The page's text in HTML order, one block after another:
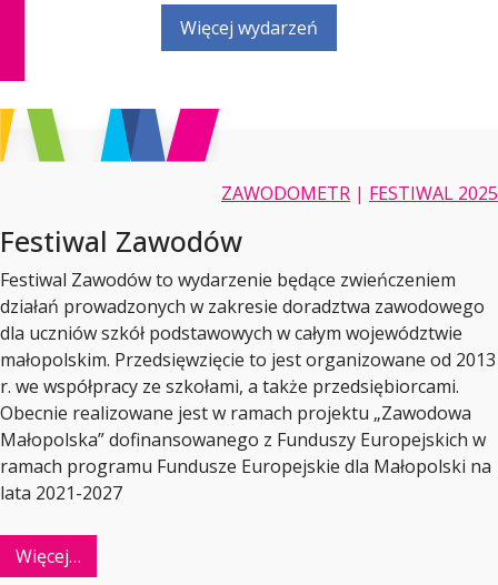
Więcej wydarzeń
ZAWODOMETR | FESTIWAL 2025
Festiwal Zawodów
Festiwal Zawodów to wydarzenie będące zwieńczeniem
działań prowadzonych w zakresie doradztwa zawodowego
dla uczniów szkół podstawowych w całym województwie
małopolskim. Przedsięwzięcie to jest organizowane od 2013
r. we współpracy ze szkołami, a także przedsiębiorcami.
Obecnie realizowane jest w ramach projektu „Zawodowa
Małopolska” dofinansowanego z Funduszy Europejskich w
ramach programu Fundusze Europejskie dla Małopolski na
lata 2021-2027
Więcej…